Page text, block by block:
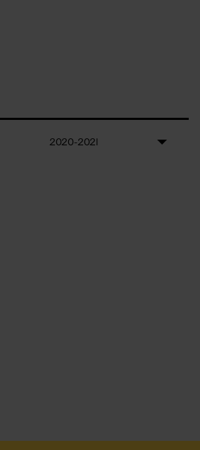
2020-2021